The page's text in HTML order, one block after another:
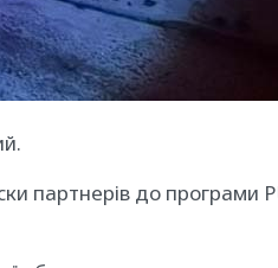
партнерів до програми